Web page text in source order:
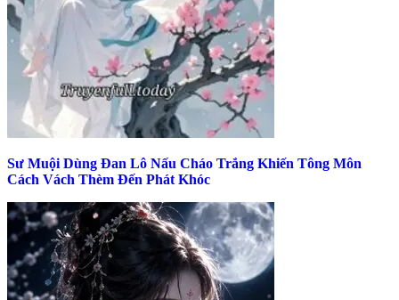
Sư Muội Dùng Đan Lô Nấu Cháo Trắng Khiến Tông Môn
Cách Vách Thèm Đến Phát Khóc